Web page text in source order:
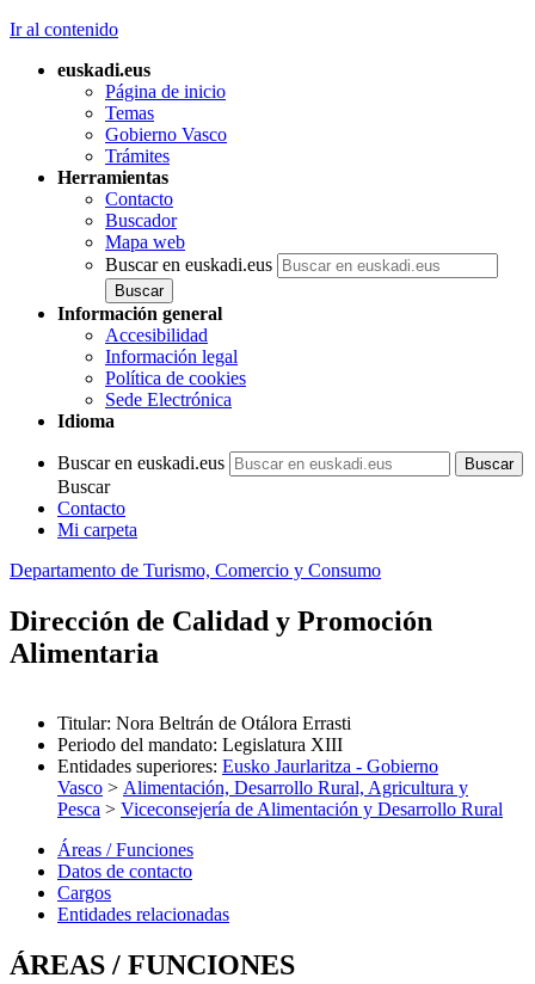
Ir al contenido
euskadi.eus
Página de inicio
Temas
Gobierno Vasco
Trámites
Herramientas
Contacto
Buscador
Mapa web
Buscar en euskadi.eus
Información general
Accesibilidad
Información legal
Política de cookies
Sede Electrónica
Idioma
Buscar en euskadi.eus
Buscar
Contacto
Mi carpeta
Departamento de Turismo, Comercio y Consumo
Dirección de Calidad y Promoción
Alimentaria
Titular: Nora Beltrán de Otálora Errasti
Periodo del mandato: Legislatura XIII
Entidades superiores: Eusko Jaurlaritza - Gobierno
Vasco > Alimentación, Desarrollo Rural, Agricultura y
Pesca > Viceconsejería de Alimentación y Desarrollo Rural
Áreas / Funciones
Datos de contacto
Cargos
Entidades relacionadas
ÁREAS / FUNCIONES